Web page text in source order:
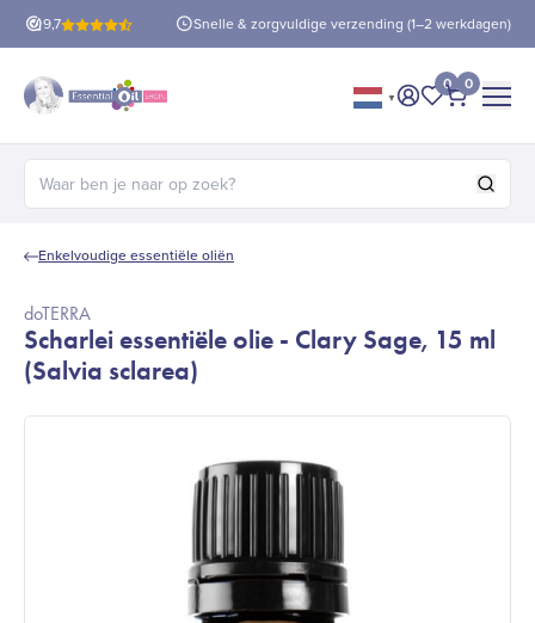
9,7
verzendingvanaf €60! Snelle & zorgvuldige verzending (1–2 werkdagen)
▼ Mijn account
Mijn
0 0
Zoeken naar:
Enkelvoudige essentiële oliën
doTERRA
Scharlei essentiële olie - Clary Sage, 15 ml
(Salvia sclarea)